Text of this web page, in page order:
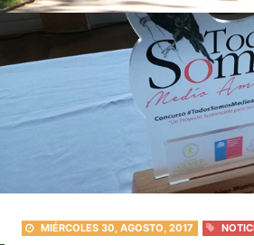
MIÉRCOLES 30, AGOSTO, 2017